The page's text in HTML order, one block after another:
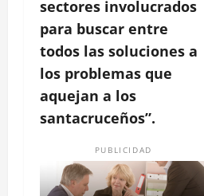
sectores involucrados
para buscar entre
todos las soluciones a
los problemas que
aquejan a los
santacruceños”.
PUBLICIDAD